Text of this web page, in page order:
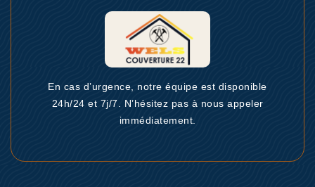
En cas d’urgence, notre équipe est disponible
24h/24 et 7j/7. N’hésitez pas à nous appeler
immédiatement.